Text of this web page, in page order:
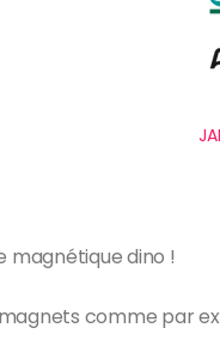
magnétique dino !
comme par